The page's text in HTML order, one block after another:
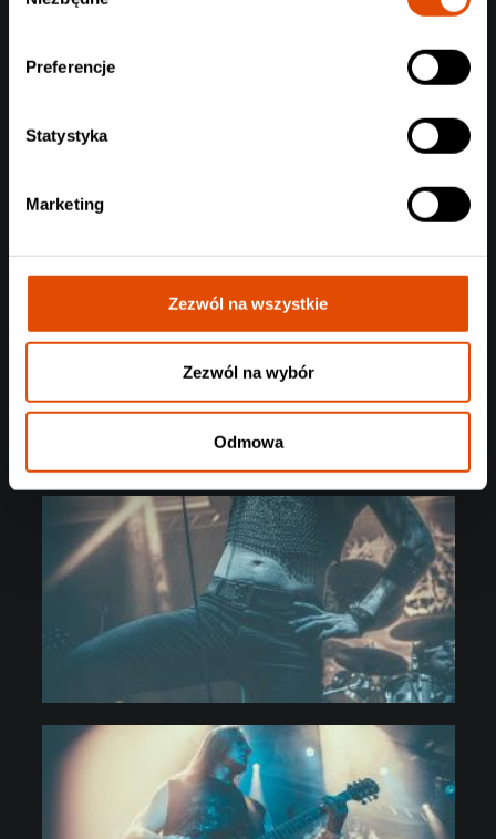
Preferencje
Statystyka
Marketing
Zezwól na wszystkie
Zezwól na wybór
Odmowa